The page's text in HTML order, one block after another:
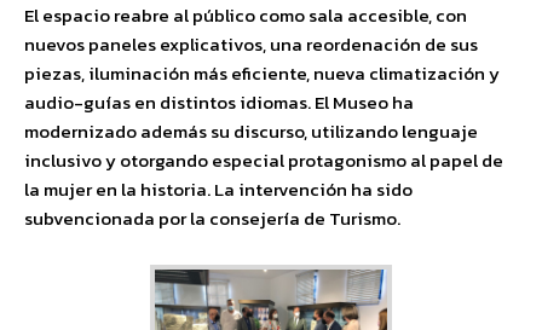
El espacio reabre al público como sala accesible, con
nuevos paneles explicativos, una reordenación de sus
piezas, iluminación más eficiente, nueva climatización y
audio-guías en distintos idiomas. El Museo ha
modernizado además su discurso, utilizando lenguaje
inclusivo y otorgando especial protagonismo al papel de
la mujer en la historia. La intervención ha sido
subvencionada por la consejería de Turismo.